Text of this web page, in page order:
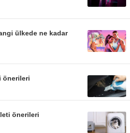
ülkede ne kadar
önerileri
önerileri